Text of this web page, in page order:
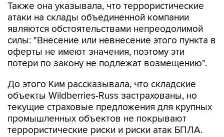
Также она указывала, что террористические
атаки на склады объединенной компании
являются обстоятельствами непреодолимой
силы: "Внесение или невнесение этого пункта в
оферты не имеют значения, поэтому эти
потери по закону не подлежат возмещению".
До этого Ким рассказывала, что складские
объекты Wildberries-Russ застрахованы, но
текущие страховые предложения для крупных
промышленных объектов не покрывают
террористические риски и риски атак БПЛА.